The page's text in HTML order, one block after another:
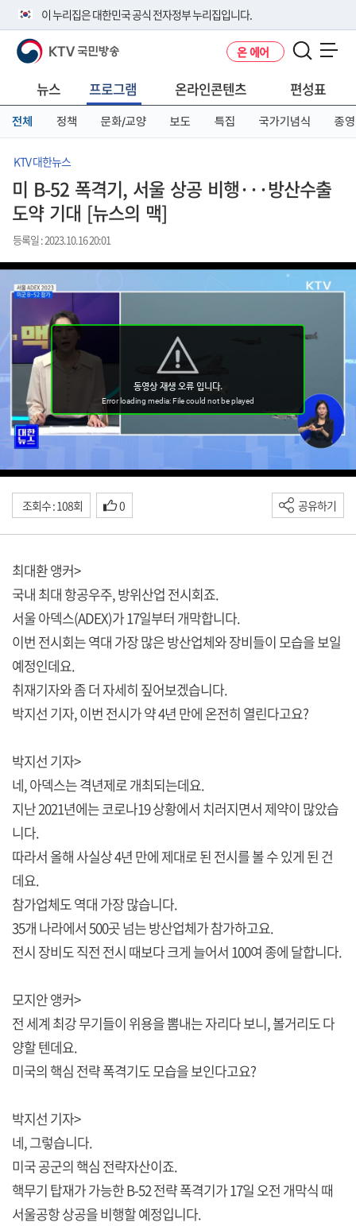
이 누리집은 대한민국 공식 전자정부 누리집입니다.
공식 누리집 주소 확인하기
니다.
이밖에 or.kr 또는 .kr등 다른 도메인 주소를 사용하고 있다면 아래 URL에
서 도메인 주소를 확인해 보세요
KTV 국민방송 온 에어
뉴스 프로그램 온라인콘텐츠 편성표
전체 정책 문화/교양 보도 특집 국가기념식 종영
KTV 대한뉴스
미 B-52 폭격기, 서울 상공 비행···방산수출
도약 기대 [뉴스의 맥]
등록일 : 2023.10.16 20:01
조회수 : 108회 0 공유하기
최대환 앵커>
국내 최대 항공우주, 방위산업 전시회죠.
서울 아덱스(ADEX)가 17일부터 개막합니다.
이번 전시회는 역대 가장 많은 방산업체와 장비들이 모습을 보일
예정인데요.
취재기자와 좀 더 자세히 짚어보겠습니다.
박지선 기자, 이번 전시가 약 4년 만에 온전히 열린다고요?
박지선 기자>
네, 아덱스는 격년제로 개최되는데요.
지난 2021년에는 코로나19 상황에서 치러지면서 제약이 많았습
니다.
따라서 올해 사실상 4년 만에 제대로 된 전시를 볼 수 있게 된 건
데요.
참가업체도 역대 가장 많습니다.
35개 나라에서 500곳 넘는 방산업체가 참가하고요.
전시 장비도 직전 전시 때보다 크게 늘어서 100여 종에 달합니다.
모지안 앵커>
전 세계 최강 무기들이 위용을 뽐내는 자리다 보니, 볼거리도 다
양할 텐데요.
미국의 핵심 전략 폭격기도 모습을 보인다고요?
박지선 기자>
네, 그렇습니다.
미국 공군의 핵심 전략자산이죠.
핵무기 탑재가 가능한 B-52 전략 폭격기가 17일 오전 개막식 때
서울공항 상공을 비행할 예정입니다.